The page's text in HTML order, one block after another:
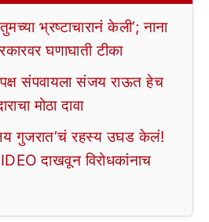
भ्रष्टाचारानं केली’; नाना
घणाघाती टीका
पक्ष संपवायला संजय राऊत हेच
मोठा दावा
गुजरात’चं रहस्य उघड केलं!
दाखवून विरोधकांनाच